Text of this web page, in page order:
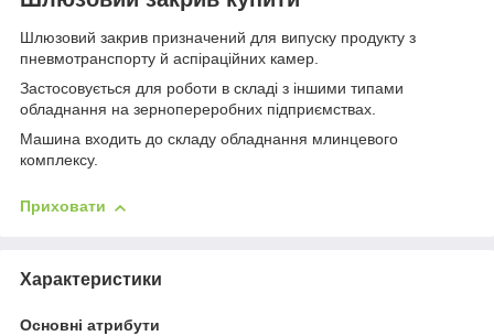
Шлюзовий закрив призначений для випуску продукту з
пневмотранспорту й аспіраційних камер.
Застосовується для роботи в складі з іншими типами
обладнання на зернопереробних підприємствах.
Машина входить до складу обладнання млинцевого
комплексу.
Приховати
Характеристики
Основні атрибути